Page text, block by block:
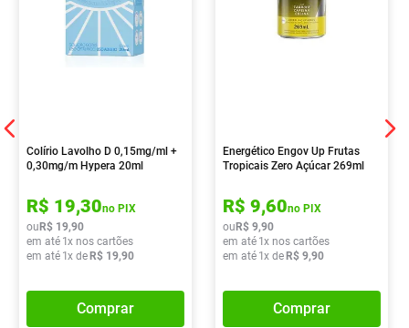
Colírio Lavolho D 0,15mg/ml +
0,30mg/m Hypera 20ml
R$ 19,30no PIX
ou R$ 19,90
em até 1x nos cartões
em até 1x de R$ 19,90
Comprar
Energético Engov Up Frutas
Tropicais Zero Açúcar 269ml
R$ 9,60no PIX
ou R$ 9,90
em até 1x nos cartões
em até 1x de R$ 9,90
Comprar